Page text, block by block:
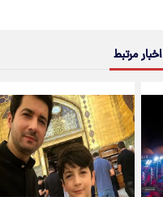
اخبار مرتبط